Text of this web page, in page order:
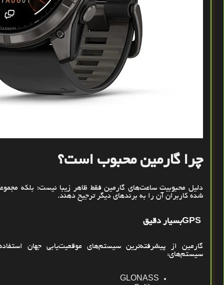
چرا گارمین محبوب است؟
دلیل محبوبیت ساعت‌های گارمین فقط ظاهر زیبا نیست؛ بلکه
شده کاربران آن را به برندهای دیگر ترجیح دهند.
GPSبسیار دقیق
گارمین از پیشرفته‌ترین سیستم‌های موقعیت‌یابی جهان
سیستم‌های:
GLONASS